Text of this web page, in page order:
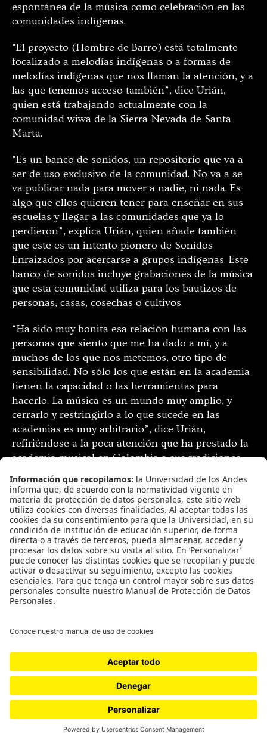
espontánea de la música como celebración en las
comunidades indígenas.
“El proyecto (Hombre de Barro) está totalmente
focalizado a melodías indígenas o a formas de
melodías indígenas que nos llaman la atención, y a
las que tenemos acceso también”, dice Urián,
quien está trabajando actualmente con la
comunidad wiwa de la Sierra Nevada de Santa
Marta.
“Es un banco de sonidos, un repositorio que va a
ser de uso exclusivo de la comunidad. No va a se
va publicar nada para mover a nadie, ni nada. Es
algo que ellos quieren tener para enseñar en sus
escuelas y llegar a las comunidades que ya lo
perdieron”, explica Urián, quien añade también
que este es un intento pionero de Sonidos
Enraizados por acercarse a grupos indígenas. Este
banco de sonidos incluye grabaciones de la música
que esta comunidad utiliza para los bautizos de
personas, casas, cosechas o cultivos.
“Ha sido muy bonita esa relación humana con las
personas que siento que me ha dado a mí, y a
muchos de los que nos metemos, otro tipo de
sensibilidad. No sólo los que están en la academia
tienen la capacidad o las herramientas para
hacerlo. La música es un mundo muy amplio, y
cerrarlo y restringirlo a lo que sucede en las
academias es muy arbitrario”, dice Urián,
refiriéndose a la poca atención que ha prestado la
academia musical en Colombia a sus tradiciones.
Urián recorre el centro de Bogotá como un pez en
el agua. Son las calles que ha recorrido desde niño,
pues nació, creció y aún vive en la Candelaria.
Tiene espíritu de juglar. Mientras va caminando,
alterna sus historias con las historias de las calles
del centro de la ciudad. “Aquí, en este bar se murió
el hijo de una pianista muy famosa, ¿sí sabías?”,
dice Urián, pasando frente al icónico bar de salsa
Quiebracanto.
publicarlo por los costos, y no es un dinero que se
devuelva a menos de que los grupos estén
girando”, concluye Urián con un gesto reflexivo.
Mientras Urián cuenta sus historias, la ciudad se
mueve al ritmo disparejo, pero siempre acelerado,
de las seis de la tarde.